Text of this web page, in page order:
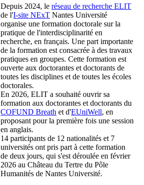
Depuis 2024, leréseau de recherche ELIT
de l'I-site NExT Nantes Université
organise une formation doctorale sur la
pratique de l'interdisciplinarité en
recherche, en français. Une part importante
de la formation est consacrée à des travaux
pratiques en groupes. Cette formation est
ouverte aux doctorantes et doctorants de
toutes les disciplines et de toutes les écoles
doctorales.
En 2026, ELIT a souhaité ouvrir sa
formation aux doctorantes et doctorants du
COFUND Breath et d'EUniWell, en
proposant pour la première fois une session
en anglais.
14 participants de 12 nationalités et 7
universités ont pris part à cette formation
de deux jours, qui s'est déroulée en février
2026 au Château du Tertre du Pôle
Humanités de Nantes Université.